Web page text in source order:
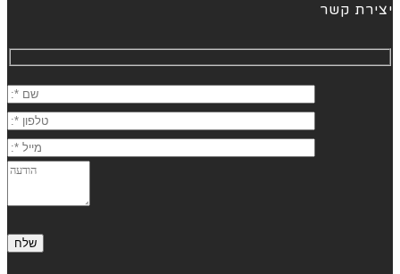
יצירת קשר